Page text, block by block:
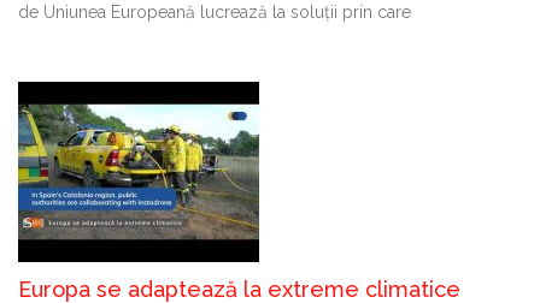
de Uniunea Europeană lucrează la soluții prin care
Europa se adaptează la extreme climatice